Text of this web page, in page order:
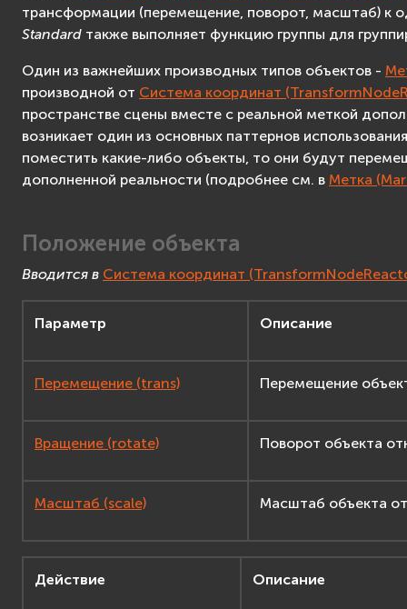
VR контроллер
Система
Система трекинга
Счётчик
Расстояние
Переключатель
Сценарий
F.A.Q.
Advanced API Reference
трансформации (перемещение, поворот, масштаб) к
Standard также выполняет функцию группы для
Один из важнейших производных типов объектов -
производной от Система координат
пространстве сцены вместе с реальной меткой
возникает один из основных паттернов
поместить какие-либо объекты, то они будут
дополненной реальности (подробнее см. в Метка
Положение объекта
Вводится в Система координат
Параметр Описание
Перемещение (trans) Перемещение
Вращение (rotate) Поворот объекта
Масштаб (scale) Масштаб объекта
Действие Описание